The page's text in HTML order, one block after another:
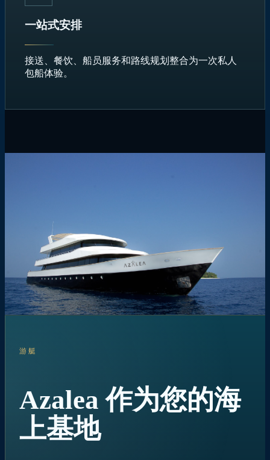
一站式安排
接送、餐饮、船员服务和路线规划整合为一次私人
包船体验。
游艇
Azalea 作为您的海
上基地